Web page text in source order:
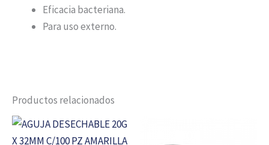
Eficacia bacteriana.
Para uso externo.
Productos relacionados